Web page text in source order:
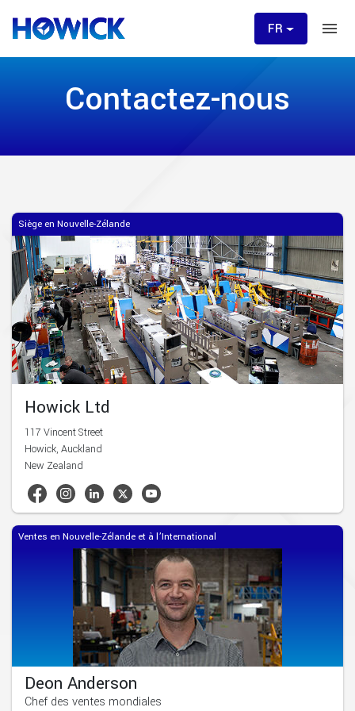
FR
Contactez-nous
Siège en Nouvelle-Zélande
Howick Ltd
117 Vincent Street
Howick, Auckland
New Zealand
Ventes en Nouvelle-Zélande et à l’International
Deon Anderson
Chef des ventes mondiales